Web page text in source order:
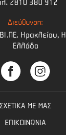
2810 380 912
Διεύθυνση:
Ηρακλείου,
Ελλάδα
ΣΧΕΤΙΚΑ ΜΕ ΜΑΣ
ΕΠΙΚΟΙΝΩΝΙΑ